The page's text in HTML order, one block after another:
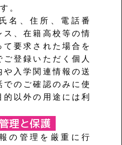
。
名、住所、電話番
ス、在籍高校等の情
要求された場合を
登録いただく個人
入学関連情報の送
のご確認のみに使
以外の用途には利
理と保護
の管理を厳重に行